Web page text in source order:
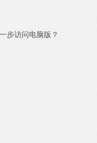
步访问电脑版？